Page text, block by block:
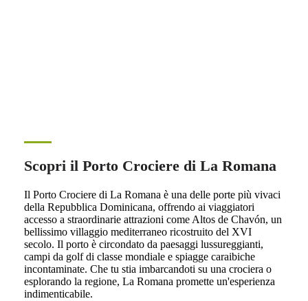
Scopri il Porto Crociere di La Romana
Il Porto Crociere di La Romana è una delle porte più vivaci
della Repubblica Dominicana, offrendo ai viaggiatori
accesso a straordinarie attrazioni come Altos de Chavón, un
bellissimo villaggio mediterraneo ricostruito del XVI
secolo. Il porto è circondato da paesaggi lussureggianti,
campi da golf di classe mondiale e spiagge caraibiche
incontaminate. Che tu stia imbarcandoti su una crociera o
esplorando la regione, La Romana promette un'esperienza
indimenticabile.